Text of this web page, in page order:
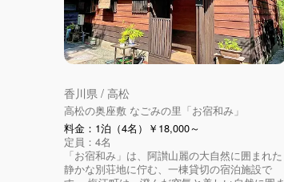
香川県 / 高松
高松の奥座敷 なごみの里「お宿和み」
料金：1泊（4名）￥18,000～
定員：4名
「お宿和み」は、阿讃山麗の大自然に囲まれた
静かな別荘地に佇む、一棟貸切の宿泊施設で